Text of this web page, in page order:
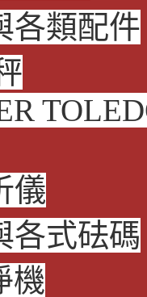
各類配件
儀
各式砝碼
機